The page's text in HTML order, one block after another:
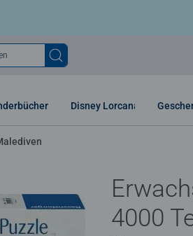
Disney Lorcana
4000